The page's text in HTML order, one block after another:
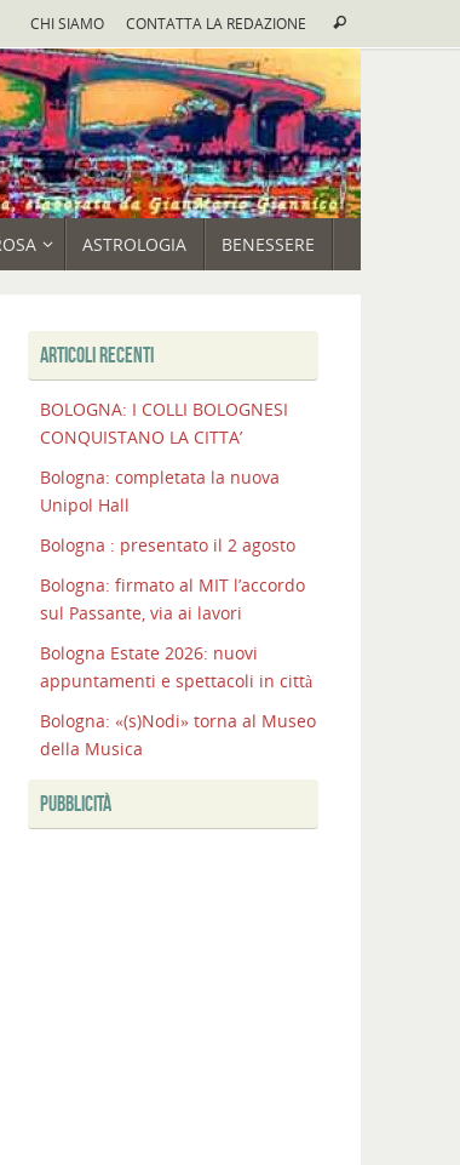
CHI SIAMO CONTATTA LA REDAZIONE Cerca
ASTROLOGIA BENESSERE
ARTICOLI RECENTI
BOLOGNA: I COLLI BOLOGNESI
CONQUISTANO LA CITTA’
Bologna: completata la nuova
Unipol Hall
Bologna : presentato il 2 agosto
Bologna: firmato al MIT l’accordo
sul Passante, via ai lavori
Bologna Estate 2026: nuovi
appuntamenti e spettacoli in città
Bologna: «(s)Nodi» torna al Museo
della Musica
PUBBLICITÀ